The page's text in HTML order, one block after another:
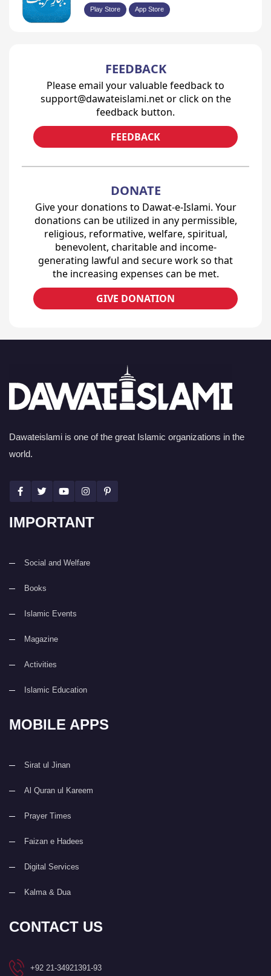
Play Store App Store
FEEDBACK
Please email your valuable feedback to
support@dawateislami.net or click on the
feedback button.
FEEDBACK
DONATE
Give your donations to Dawat-e-Islami. Your
donations can be utilized in any permissible,
religious, reformative, welfare, spiritual,
benevolent, charitable and income-
generating lawful and secure work so that
the increasing expenses can be met.
GIVE DONATION
Dawateislami is one of the great Islamic organizations in the
world.
IMPORTANT
Social and Welfare
Books
Islamic Events
Magazine
Activities
Islamic Education
MOBILE APPS
Sirat ul Jinan
Al Quran ul Kareem
Prayer Times
Faizan e Hadees
Digital Services
Kalma & Dua
CONTACT US
+92 21-34921391-93